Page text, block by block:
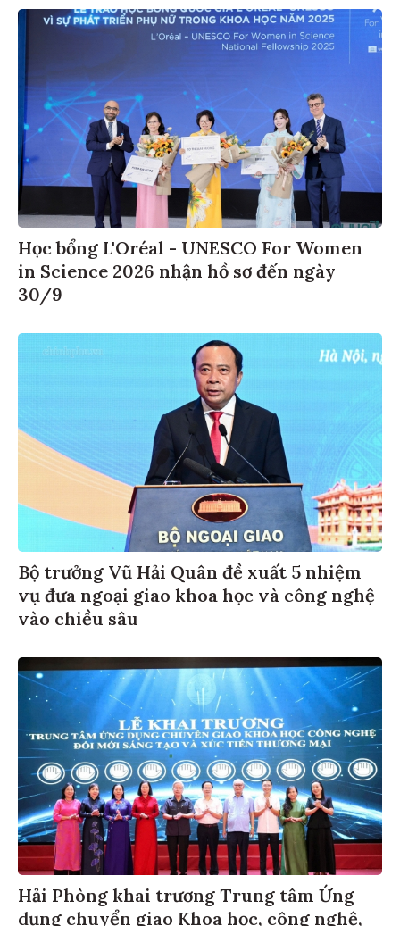
Học bổng L'Oréal - UNESCO For Women
in Science 2026 nhận hồ sơ đến ngày
30/9
Bộ trưởng Vũ Hải Quân đề xuất 5 nhiệm
vụ đưa ngoại giao khoa học và công nghệ
vào chiều sâu
Hải Phòng khai trương Trung tâm Ứng
dụng chuyển giao Khoa học, công nghệ,